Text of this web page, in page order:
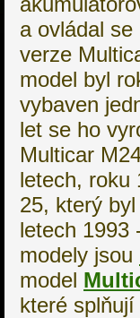
a ovládal
verze
model byl
vybaven
let se ho
Multicar
letech, roku
25, který
letech 1993
modely jsou
model
které